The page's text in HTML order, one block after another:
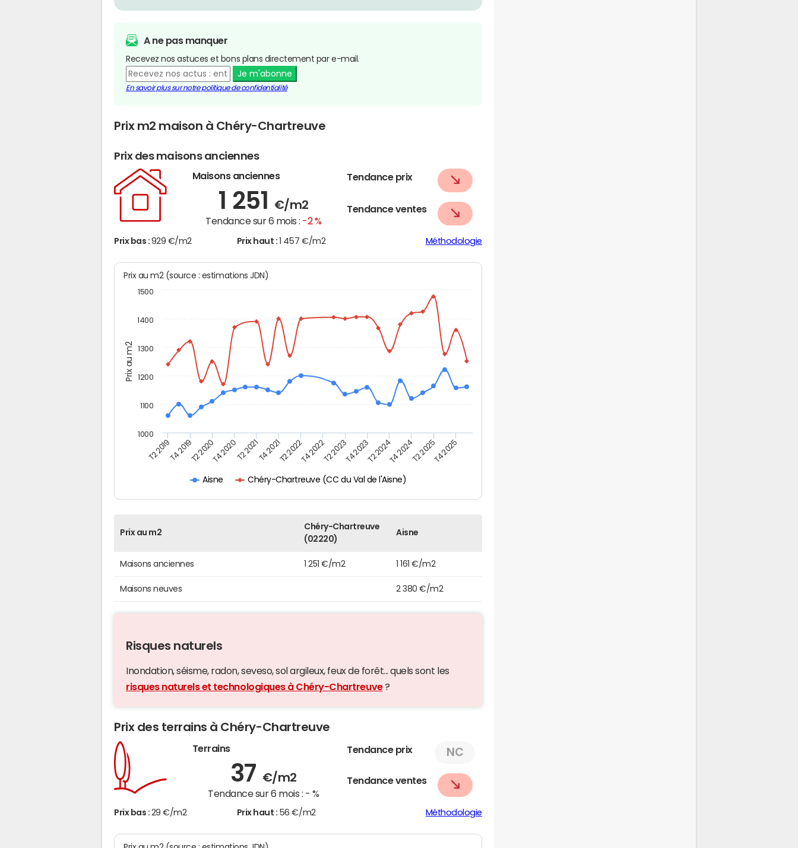
A ne pas manquer
Recevez nos astuces et bons plans directement par e-mail.
Je m'abonne
En savoir plus sur notre politique de confidentialité
Prix m2 maison à Chéry-Chartreuve
Prix des maisons anciennes
Maisons anciennes
1 251 €/m2
Tendance sur 6 mois : -2 %
Tendance prix
Tendance ventes
Prix bas : 929 €/m2 Prix haut : 1 457 €/m2 Méthodologie
Prix au m2
Prix au m2 (source : estimations JDN)
Aisne Chéry-Chartreuve (CC du Val de l'Aisne)
T2 2019T4 2019T2 2020T4 2020T2 2021T4 2021T2 2022T4 2022T2 2023T4 2023T2 2024T4 2024T2 2025T4 2025
1000
1100
1200
1300
1400
1500
Prix au m2
Chéry-Chartreuve
(02220)
Aisne
Maisons anciennes 1 251 €/m2 1 161 €/m2
Maisons neuves 2 380 €/m2
Risques naturels
Inondation, séisme, radon, seveso, sol argileux, feux de forêt... quels sont les
risques naturels et technologiques à Chéry-Chartreuve?
Prix des terrains à Chéry-Chartreuve
Terrains
37 €/m2
Tendance sur 6 mois : - %
Tendance prix NC
Tendance ventes
Prix bas : 29 €/m2 Prix haut : 56 €/m2 Méthodologie